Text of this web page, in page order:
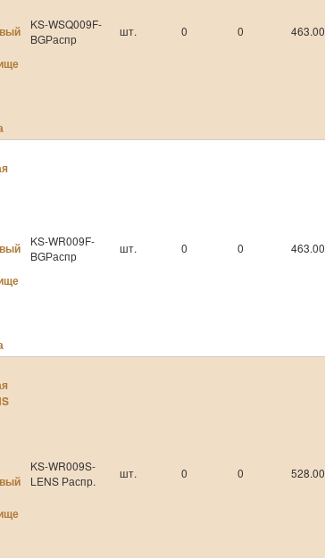
category/show-by-category/421
catalog/219">
catalog/219">http://ksautonsk.ru/catalog/219
KS-WSQ009F-
BGРаспр
шт. 0 0 463.00
KS-WR009F-
BGРаспр
шт. 0 0 463.00
KS-WR009S-
LENS Распр.
шт. 0 0 528.00